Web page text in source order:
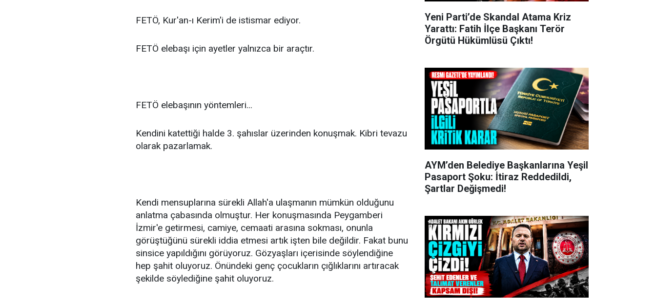
FETÖ, Kur'an-ı Kerim'i de istismar ediyor.
FETÖ elebaşı için ayetler yalnızca bir araçtır.
FETÖ elebaşının yöntemleri...
Kendini katettiği halde 3. şahıslar üzerinden konuşmak. Kibri tevazu
olarak pazarlamak.
Kendi mensuplarına sürekli Allah'a ulaşmanın mümkün olduğunu
anlatma çabasında olmuştur. Her konuşmasında Peygamberi
İzmir'e getirmesi, camiye, cemaati arasına sokması, onunla
görüştüğünü sürekli iddia etmesi artık işten bile değildir. Fakat bunu
sinsice yapıldığını görüyoruz. Gözyaşları içerisinde söylendiğine
hep şahit oluyoruz. Önündeki genç çocukların çığlıklarını artıracak
şekilde söylediğine şahit oluyoruz.
Yeni Parti’de Skandal Atama Kriz
Yarattı: Fatih İlçe Başkanı Terör
Örgütü Hükümlüsü Çıktı!
AYM’den Belediye Başkanlarına Yeşil
Pasaport Şoku: İtiraz Reddedildi,
Şartlar Değişmedi!